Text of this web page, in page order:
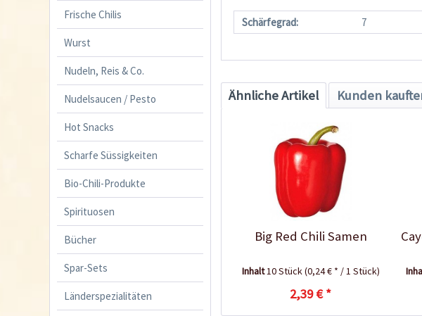
Frische Chilis
Wurst
Nudeln, Reis & Co.
Nudelsaucen / Pesto
Hot Snacks
Scharfe Süssigkeiten
Bio-Chili-Produkte
Spirituosen
Bücher
Spar-Sets
Länderspezialitäten
Schärfegrad: 7
Ähnliche Artikel Kunden
Big Red Chili Samen
Inhalt10 Stück(0,24 € * / 1 Stück)
2,39 € *